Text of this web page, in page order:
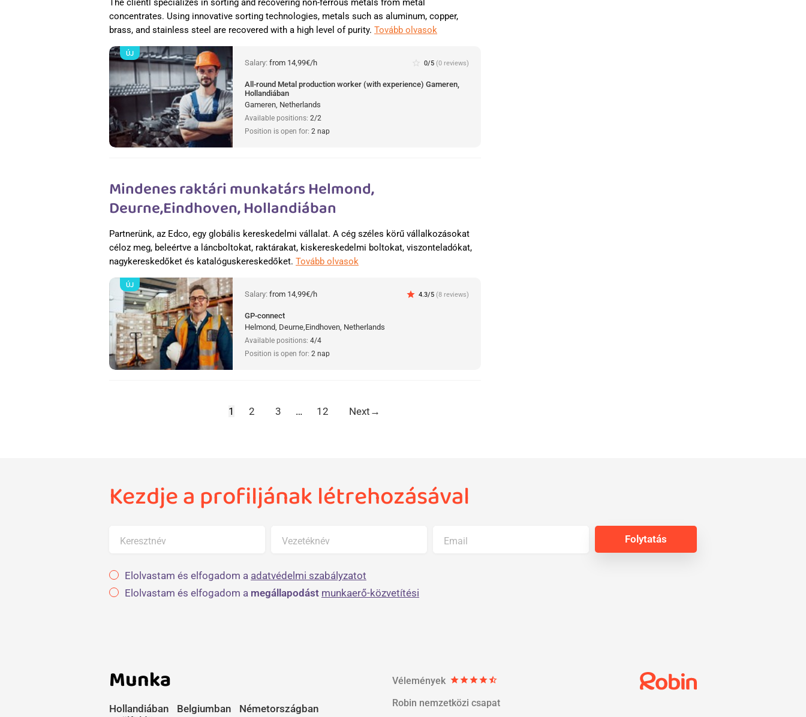
The clientl specializes in sorting and recovering non-ferrous metals from metal
concentrates. Using innovative sorting technologies, metals such as aluminum, copper,
brass, and stainless steel are recovered with a high level of purity. Tovább olvasok
Salary: from 14,99€/h star_border 0/5 (0 reviews)
All-round Metal production worker (with experience) Gameren,
Hollandiában
Gameren, Netherlands
Available positions: 2/2
Position is open for: 2 nap
ÚJ
Mindenes raktári munkatárs Helmond,
Deurne,Eindhoven, Hollandiában
Partnerünk, az Edco, egy globális kereskedelmi vállalat. A cég széles körű vállalkozásokat
céloz meg, beleértve a láncboltokat, raktárakat, kiskereskedelmi boltokat, viszonteladókat,
nagykereskedőket és katalóguskereskedőket. Tovább olvasok
Salary: from 14,99€/h star 4.3/5 (8 reviews)
GP-connect
Helmond, Deurne,Eindhoven, Netherlands
Available positions: 4/4
Position is open for: 2 nap
ÚJ
1 2 3 … 12 Next →
Kezdje a profiljának létrehozásával
Keresztnév Vezetéknév Email
Elolvastam és elfogadom a adatvédelmi szabályzatot
Elolvastam és elfogadom a megállapodást munkaerő-közvetítési
Munka
Hollandiában Belgiumban
Németországban
Vélemények starstarstarstarstar_half
Robin nemzetközi csapat